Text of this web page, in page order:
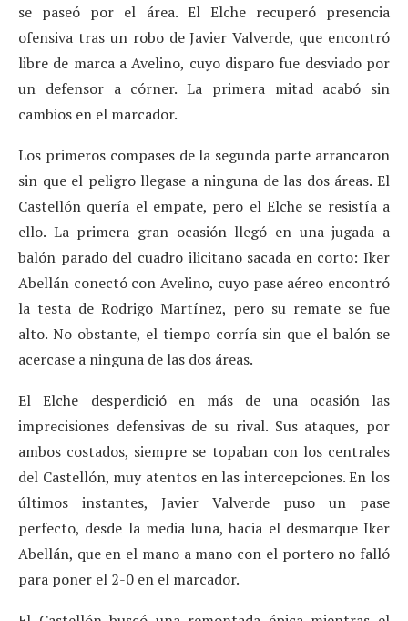
se paseó por el área. El Elche recuperó presencia
ofensiva tras un robo de Javier Valverde, que encontró
libre de marca a Avelino, cuyo disparo fue desviado por
un defensor a córner. La primera mitad acabó sin
cambios en el marcador.
Los primeros compases de la segunda parte arrancaron
sin que el peligro llegase a ninguna de las dos áreas. El
Castellón quería el empate, pero el Elche se resistía a
ello. La primera gran ocasión llegó en una jugada a
balón parado del cuadro ilicitano sacada en corto: Iker
Abellán conectó con Avelino, cuyo pase aéreo encontró
la testa de Rodrigo Martínez, pero su remate se fue
alto. No obstante, el tiempo corría sin que el balón se
acercase a ninguna de las dos áreas.
El Elche desperdició en más de una ocasión las
imprecisiones defensivas de su rival. Sus ataques, por
ambos costados, siempre se topaban con los centrales
del Castellón, muy atentos en las intercepciones. En los
últimos instantes, Javier Valverde puso un pase
perfecto, desde la media luna, hacia el desmarque Iker
Abellán, que en el mano a mano con el portero no falló
para poner el 2-0 en el marcador.